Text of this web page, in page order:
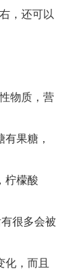
，还可以
物质，营
果糖，
柠檬酸
很多会被
，而且